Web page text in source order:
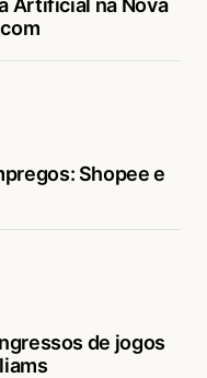
Artificial na Nova
Shopee e
de jogos